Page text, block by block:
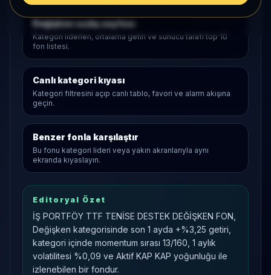
Değişkenaçılış sayfası
Kategori liderleri, ortalama getiri ve sunucu tarafı top 10
fon listesi.
Canlı kategori kıyası
Kategori filtresini açıp canlı tablo, favori ve alarm akışına
geçin.
Benzer fonla karşılaştır
Bu fonu kategori lideri veya yakın akranlarıyla aynı
ekranda kıyaslayın.
Editoryal Özet
İŞ PORTFÖY TTF TENİSE DESTEK DEĞİŞKEN FON,
Değişken kategorisinde son 1 ayda +%3,25 getiri,
kategori içinde momentum sırası 13/160, 1 aylık
volatilitesi %0,09 ve Aktif KAP KAP yoğunluğu ile
izlenebilen bir fondur.